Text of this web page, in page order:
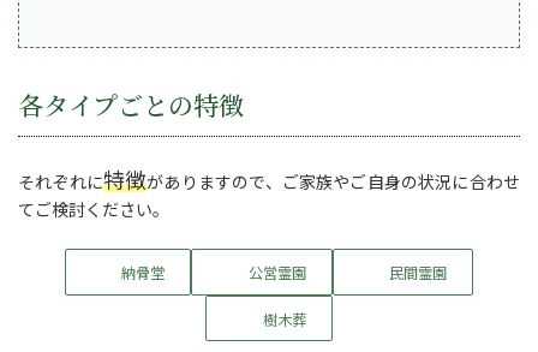
各タイプごとの特徴
それぞれに特徴がありますので、ご家族やご自身の状況に合わせ
てご検討ください。
納骨堂 公営霊園 民間霊園
樹木葬